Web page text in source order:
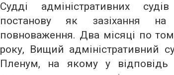
Судді адміністративних
постанову як зазіхання на
повноваження. Два місяці по
року, Вищий адміністративний
Пленум, на якому у відповідь